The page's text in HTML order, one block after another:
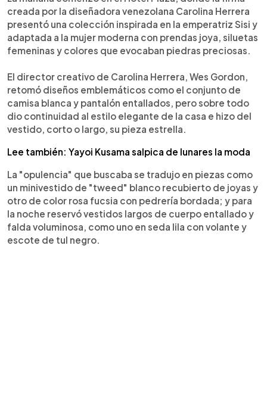
creada por la diseñadora venezolana Carolina Herrera
presentó una colección inspirada en la emperatriz Sisi y
adaptada a la mujer moderna con prendas joya, siluetas
femeninas y colores que evocaban piedras preciosas.
El director creativo de Carolina Herrera, Wes Gordon,
retomó diseños emblemáticos como el conjunto de
camisa blanca y pantalón entallados, pero sobre todo
dio continuidad al estilo elegante de la casa e hizo del
vestido, corto o largo, su pieza estrella.
Lee también: Yayoi Kusama salpica de lunares la moda
La "opulencia" que buscaba se tradujo en piezas como
un minivestido de "tweed" blanco recubierto de joyas y
otro de color rosa fucsia con pedrería bordada; y para
la noche reservó vestidos largos de cuerpo entallado y
falda voluminosa, como uno en seda lila con volante y
escote de tul negro.